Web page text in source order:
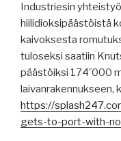
Industriesin
hiilidioksipäästöistä
kaivoksesta
tuloseksi saatiin
päästöiksi 174´000
laivanrakennukseen,
https://
gets-to-port-with-